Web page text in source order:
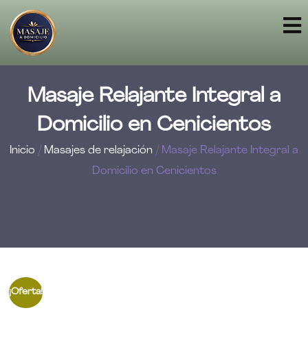
Masaje Relajante Integral a
Domicilio en Cenicientos
Inicio / Masajes de relajación / Masaje Relajante Integral a
Domicilio en Cenicientos
¡Oferta!